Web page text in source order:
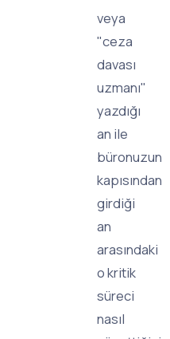
veya
"ceza
davası
uzmanı"
yazdığı
an ile
büronuzun
kapısından
girdiği
an
arasındaki
o kritik
süreci
nasıl